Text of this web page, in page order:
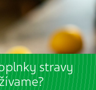
stravy